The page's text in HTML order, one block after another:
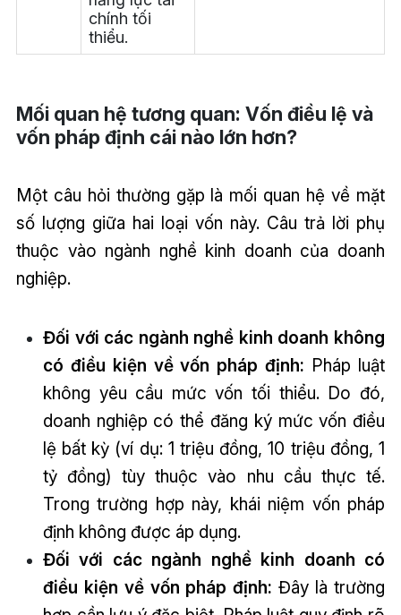
chính tối
thiểu.
Mối quan hệ tương quan: Vốn điều lệ và
vốn pháp định cái nào lớn hơn?
Một câu hỏi thường gặp là mối quan hệ về mặt
số lượng giữa hai loại vốn này. Câu trả lời phụ
thuộc vào ngành nghề kinh doanh của doanh
nghiệp.
Đối với các ngành nghề kinh doanh không
có điều kiện về vốn pháp định: Pháp luật
không yêu cầu mức vốn tối thiểu. Do đó,
doanh nghiệp có thể đăng ký mức vốn điều
lệ bất kỳ (ví dụ: 1 triệu đồng, 10 triệu đồng, 1
tỷ đồng) tùy thuộc vào nhu cầu thực tế.
Trong trường hợp này, khái niệm vốn pháp
định không được áp dụng.
Đối với các ngành nghề kinh doanh có
điều kiện về vốn pháp định: Đây là trường